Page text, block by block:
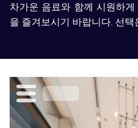
차가운 음료와 함께 시원하
을 즐겨보시기 바랍니다. 선